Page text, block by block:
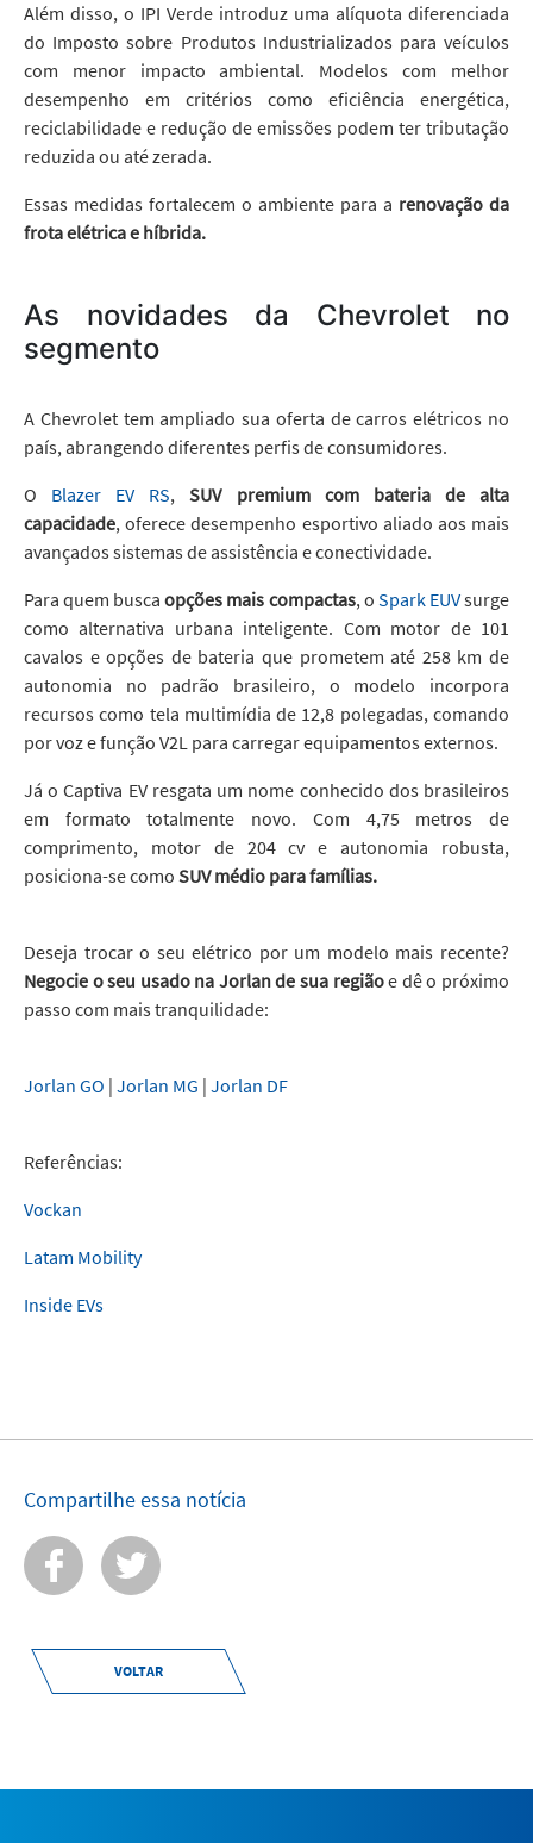
Além disso, o IPI Verde introduz uma alíquota diferenciada
do Imposto sobre Produtos Industrializados para veículos
com menor impacto ambiental. Modelos com melhor
desempenho em critérios como eficiência energética,
reciclabilidade e redução de emissões podem ter tributação
reduzida ou até zerada.
Essas medidas fortalecem o ambiente para a renovação da
frota elétrica e híbrida.
As novidades da Chevrolet no
segmento
A Chevrolet tem ampliado sua oferta de carros elétricos no
país, abrangendo diferentes perfis de consumidores.
O Blazer EV RS,SUV premium com bateria de alta
capacidade, oferece desempenho esportivo aliado aos mais
avançados sistemas de assistência e conectividade.
Para quem busca opções mais compactas, o Spark EUVsurge
como alternativa urbana inteligente. Com motor de 101
cavalos e opções de bateria que prometem até 258 km de
autonomia no padrão brasileiro, o modelo incorpora
recursos como tela multimídia de 12,8 polegadas, comando
por voz e função V2L para carregar equipamentos externos.
Já o Captiva EV resgata um nome conhecido dos brasileiros
em formato totalmente novo. Com 4,75 metros de
comprimento, motor de 204 cv e autonomia robusta,
posiciona-se como SUV médio para famílias.
Deseja trocar o seu elétrico por um modelo mais recente?
Negocie o seu usado na Jorlan de sua regiãoe dê o próximo
passo com mais tranquilidade:
Jorlan GO | Jorlan MG | Jorlan DF
Referências:
Vockan
Latam Mobility
Inside EVs
Compartilhe essa notícia
VOLTAR